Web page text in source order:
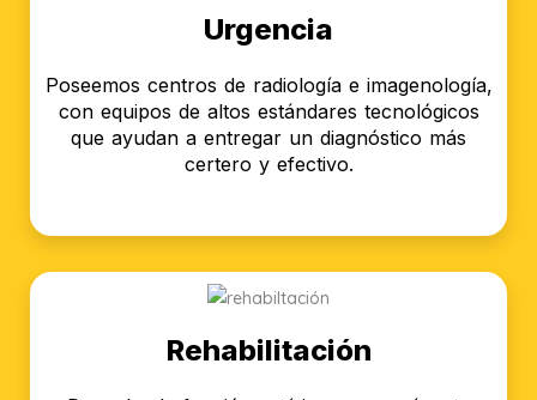
Urgencia
Poseemos centros de radiología e imagenología,
con equipos de altos estándares tecnológicos
que ayudan a entregar un diagnóstico más
certero y efectivo.
Rehabilitación